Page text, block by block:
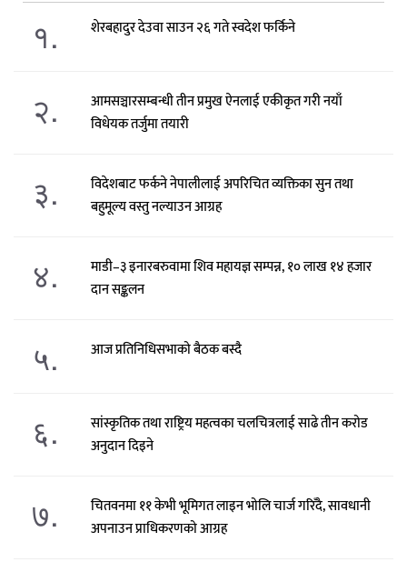
१. शेरबहादुर देउवा साउन २६ गते स्वदेश फर्किने
२.
आमसञ्चारसम्बन्धी तीन प्रमुख ऐनलाई एकीकृत गरी नयाँ
विधेयक तर्जुमा तयारी
३.
विदेशबाट फर्कने नेपालीलाई अपरिचित व्यक्तिका सुन तथा
बहुमूल्य वस्तु नल्याउन आग्रह
४.
माडी–३ इनारबरुवामा शिव महायज्ञ सम्पन्न, १० लाख १४ हजार
दान सङ्कलन
५. आज प्रतिनिधिसभाको बैठक बस्दै
६.
सांस्कृतिक तथा राष्ट्रिय महत्वका चलचित्रलाई साढे तीन करोड
अनुदान दिइने
७.
चितवनमा ११ केभी भूमिगत लाइन भोलि चार्ज गरिँदै, सावधानी
अपनाउन प्राधिकरणको आग्रह